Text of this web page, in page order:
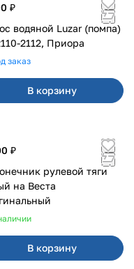
₽
водяной Luzar (помпа)
на 2110-2112, Приора
заказ
В корзину
₽
рулевой тяги
Веста
В корзину